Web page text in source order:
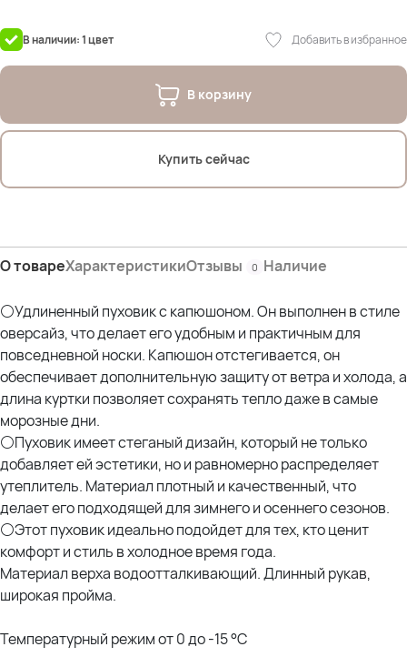
дл.рукава- 72 см
Состав наполнителя: 100% пух белой утки
Состав верха: 100% нейлон
Параметры: рост 175см; ОГ 107см; ОТ 90см; ОЖ 112см; ОБ 120см
Параметры других наших моделей:
В наличии: 1 цвет Добавить в избранное
В корзину
Купить сейчас
О товареХарактеристикиОтзывы 0 Наличие
⚪Удлиненный пуховик с капюшоном. Он выполнен в стиле
оверсайз, что делает его удобным и практичным для
повседневной носки. Капюшон отстегивается, он
обеспечивает дополнительную защиту от ветра и холода, а
длина куртки позволяет сохранять тепло даже в самые
морозные дни.
⚪Пуховик имеет стеганый дизайн, который не только
добавляет ей эстетики, но и равномерно распределяет
утеплитель. Материал плотный и качественный, что
делает его подходящей для зимнего и осеннего сезонов.
⚪Этот пуховик идеально подойдет для тех, кто ценит
комфорт и стиль в холодное время года.
Материал верха водоотталкивающий. Длинный рукав,
широкая пройма.
Температурный режим от 0 до -15 °C